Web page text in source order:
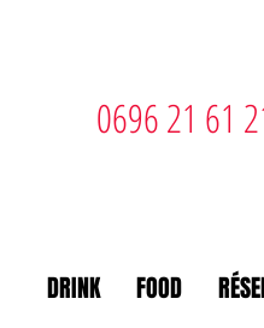
0696 21 61
DRINK FOOD